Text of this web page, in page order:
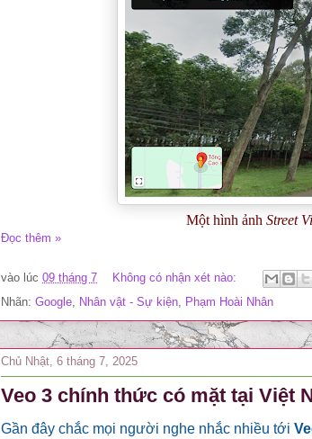
Một hình ảnh Street
Đọc thêm »
vào lúc 09 tháng 7
Không có nhận xét nào:
Nhãn: Google Nhân vật - Sự kiện Phạm Hoài Nhân
Chủ Nhật, 6 tháng 7, 2025
Veo 3 chính thức có mặt tại Việt
Gần đây chắc mọi người nghe nhắc nhiều tới